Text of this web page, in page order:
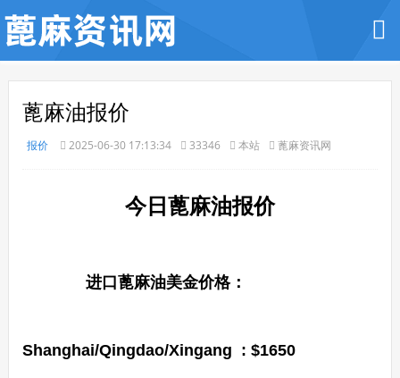
蓖麻油报价
报价 2025-06-30 17:13:34 33346 本站 蓖麻资讯网
今日蓖麻油报价
进口蓖麻油美金价格：
Shanghai/Qingdao/Xingang : $1650